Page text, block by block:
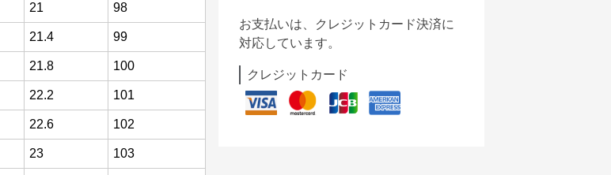
21 98
21.4 99
21.8 100
22.2 101
22.6 102
23 103
お支払いは、クレジットカード決済に
対応しています。
クレジットカード